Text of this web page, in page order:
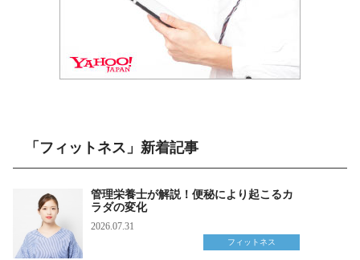
「フィットネス」新着記事
管理栄養士が解説！便秘により起こるカ
ラダの変化
2026.07.31
フィットネス